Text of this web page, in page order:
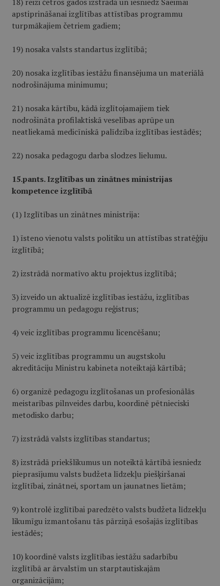
apstiprināšanai izglītības attīstības programmu
turpmākajiem četriem gadiem;
19) nosaka valsts standartus izglītībā;
20) nosaka izglītības iestāžu finansējuma un materiālā
nodrošinājuma minimumu;
21) nosaka kārtību, kādā izglītojamajiem tiek
nodrošināta profilaktiskā veselības aprūpe un
neatliekamā medicīniskā palīdzība izglītības iestādēs;
22) nosaka pedagogu darba slodzes lielumu.
15.pants. Izglītības un zinātnes ministrijas
kompetence izglītībā
(1) Izglītības un zinātnes ministrija:
1) īsteno vienotu valsts politiku un attīstības stratēģiju
izglītībā;
2) izstrādā normatīvo aktu projektus izglītībā;
3) izveido un aktualizē izglītības iestāžu, izglītības
programmu un pedagogu reģistrus;
4) veic izglītības programmu licencēšanu;
5) veic izglītības programmu un augstskolu
akreditāciju Ministru kabineta noteiktajā kārtībā;
6) organizē pedagogu izglītošanas un profesionālās
meistarības pilnveides darbu, koordinē pētnieciski
metodisko darbu;
7) izstrādā valsts izglītības standartus;
8) izstrādā priekšlikumus un noteiktā kārtībā iesniedz
pieprasījumu valsts budžeta līdzekļu piešķiršanai
izglītībai, zinātnei, sportam un jaunatnes lietām;
9) kontrolē izglītībai paredzēto valsts budžeta līdzekļu
likumīgu izmantošanu tās pārziņā esošajās izglītības
iestādēs;
10) koordinē valsts izglītības iestāžu sadarbību
izglītībā ar ārvalstīm un starptautiskajām
organizācijām;